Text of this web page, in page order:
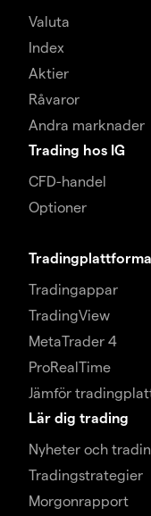
Valuta
Index
Aktier
Råvaror
Andra marknader
Trading hos IG
CFD-handel
Optioner
Tradingappar
TradingView
MetaTrader 4
ProRealTime
Jämför
Lär dig trading
Nyheter och
Tradingstrategier
Morgonrapport